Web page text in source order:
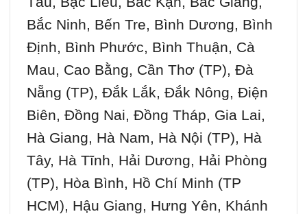
Bắc Ninh, Bến Tre, Bình Dương, Bình
Định, Bình Phước, Bình Thuận, Cà
Mau, Cao Bằng, Cần Thơ (TP), Đà
Nẵng (TP), Đắk Lắk, Đắk Nông, Điện
Biên, Đồng Nai, Đồng Tháp, Gia Lai,
Hà Giang, Hà Nam, Hà Nội (TP), Hà
Tây, Hà Tĩnh, Hải Dương, Hải Phòng
(TP), Hòa Bình, Hồ Chí Minh (TP
HCM), Hậu Giang, Hưng Yên, Khánh